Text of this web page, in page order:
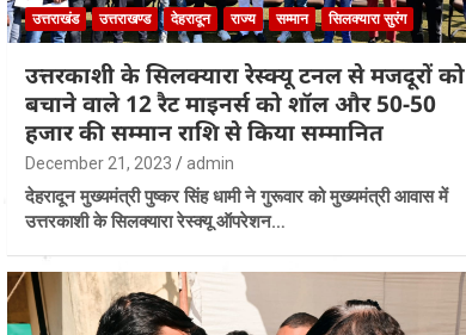
उत्तराखंड उत्तराखण्ड देहरादून राज्य सम्मान सिलक्यारा सुरंग
उत्तरकाशी के सिलक्यारा रेस्क्यू टनल से मजदूरों को
बचाने वाले 12 रैट माइनर्स को शॉल और 50-50
हजार की सम्मान राशि से किया सम्मानित
December 21, 2023 admin
देहरादून मुख्यमंत्री पुष्कर सिंह धामी ने गुरूवार को मुख्यमंत्री आवास में
उत्तरकाशी के सिलक्यारा रेस्क्यू ऑपरेशन…